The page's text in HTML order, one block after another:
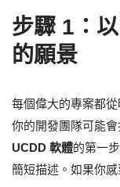
步驟 1：
的願景
每個偉大的專案都
你的開發團隊可能
UCDD 軟體的第一
簡短描述。如果你